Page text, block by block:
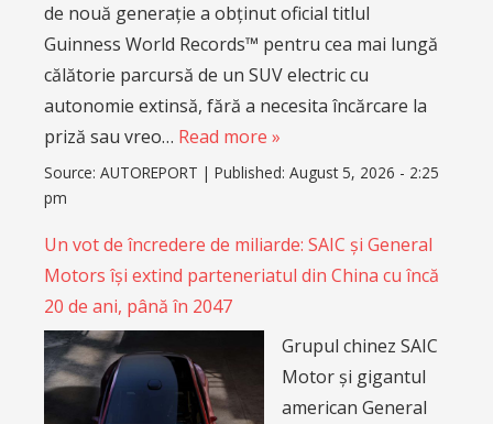
de nouă generație a obținut oficial titlul
Guinness World Records™ pentru cea mai lungă
călătorie parcursă de un SUV electric cu
autonomie extinsă, fără a necesita încărcare la
priză sau vreo… Read more »
Source: AUTOREPORT | Published: August 5, 2026 - 2:25
pm
Un vot de încredere de miliarde: SAIC și General
Motors își extind parteneriatul din China cu încă
20 de ani, până în 2047
Grupul chinez SAIC
Motor și gigantul
american General